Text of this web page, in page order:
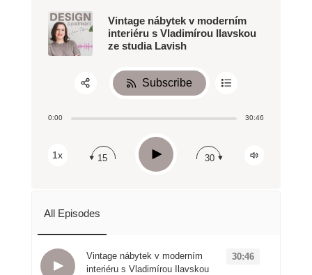
Vintage nábytek v moderním
interiéru s Vladimírou Ilavskou
ze studia Lavish
0:00 30:46
1x 15 Play 30
Subscribe
All Episodes
Vintage nábytek v moderním
interiéru s Vladimírou Ilavskou
30:46
Share:
RSS
Apple Podcast
Spotify